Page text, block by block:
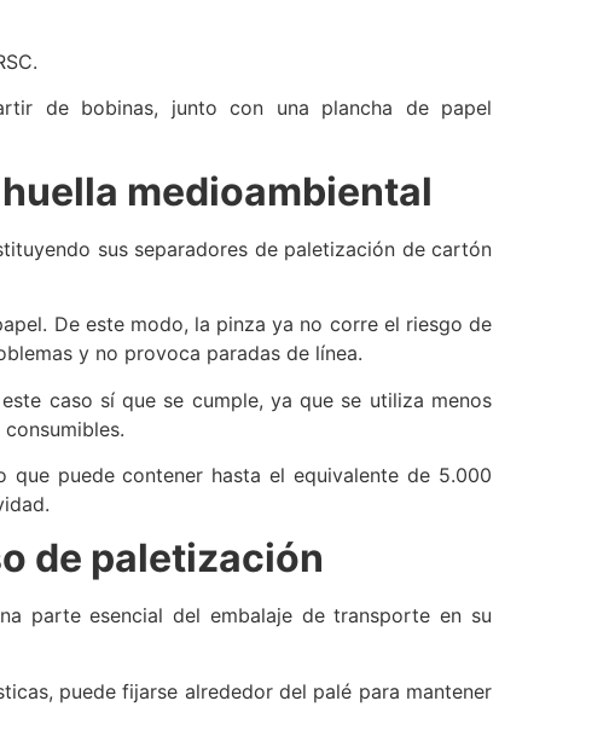
de bobinas, junto con una plancha de papel
medioambiental
sus separadores de paletización de cartón
De este modo, la pinza ya no corre el riesgo de
y no provoca paradas de línea.
caso sí que se cumple, ya que se utiliza menos
puede contener hasta el equivalente de 5.000
de paletización
parte esencial del embalaje de transporte en su
puede fijarse alrededor del palé para mantener